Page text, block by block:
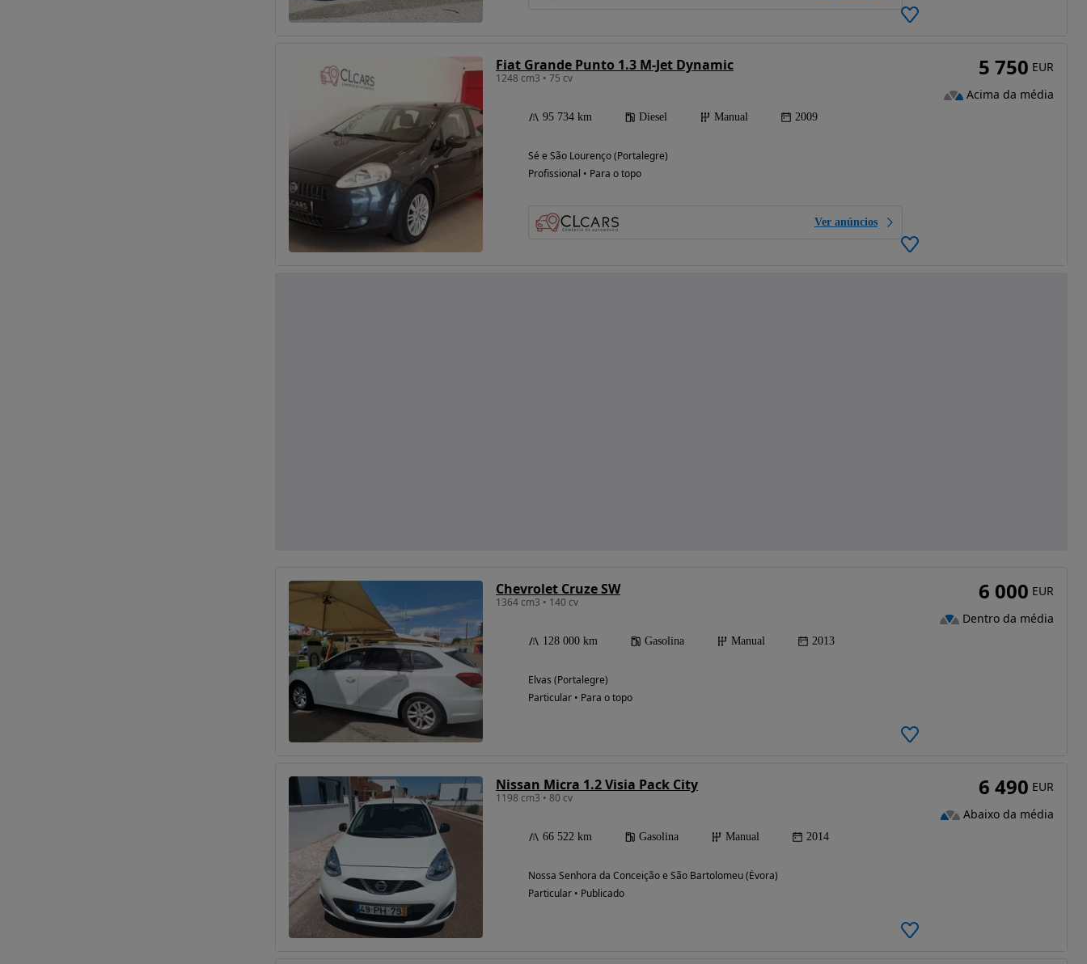
Fiat Grande Punto 1.3 M-Jet Dynamic
1248 cm3 • 75 cv
95 734 km Diesel Manual 2009
Sé e São Lourenço (Portalegre)
Profissional • Para o topo
Ver anúncios
5 750 EUR
Acima da média
Chevrolet Cruze SW
1364 cm3 • 140 cv
128 000 km Gasolina Manual 2013
Elvas (Portalegre)
Particular • Para o topo
6 000 EUR
Dentro da média
Nissan Micra 1.2 Visia Pack City
1198 cm3 • 80 cv
66 522 km Gasolina Manual 2014
Nossa Senhora da Conceição e São Bartolomeu (Évora)
Particular • Publicado
6 490 EUR
Abaixo da média